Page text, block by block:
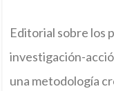
Editorial sobre los
investigación-
una metodología